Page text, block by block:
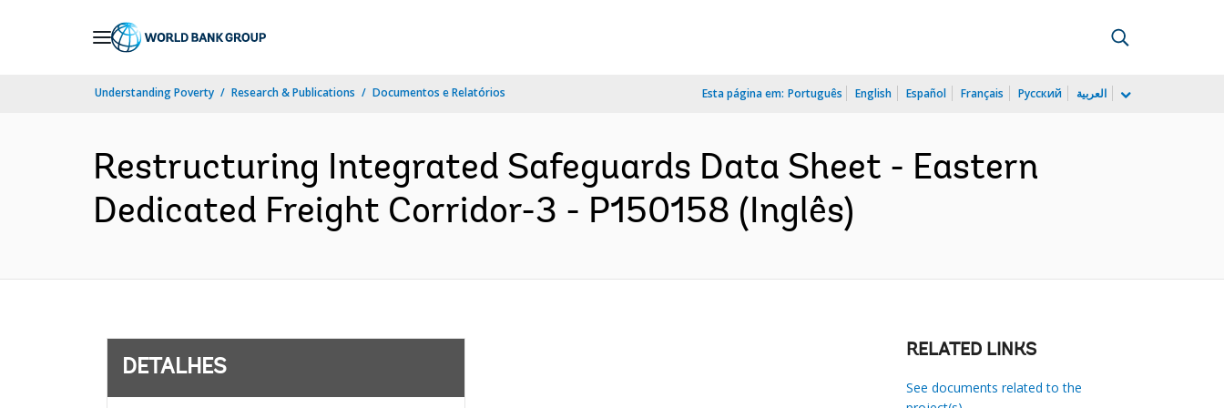
Understanding Poverty Research & Publications Documentos e Relatórios Esta página em: Português English Español Français Русский العربية
Restructuring Integrated Safeguards Data Sheet - Eastern
Dedicated Freight Corridor-3 - P150158 (Inglês)
DETALHES
RELATED LINKS
See documents related to the